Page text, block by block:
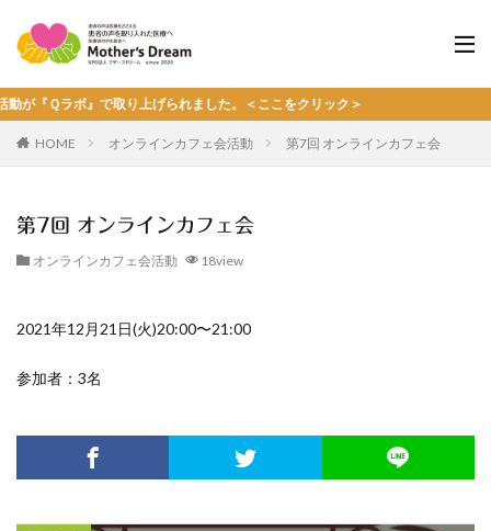
で取り上げられました。＜ここをクリック＞
HOME オンラインカフェ会活動 第7回 オンラインカフェ会
第7回 オンラインカフェ会
オンラインカフェ会活動 18view
2021年12月21日(火)20:00〜21:00
参加者：3名